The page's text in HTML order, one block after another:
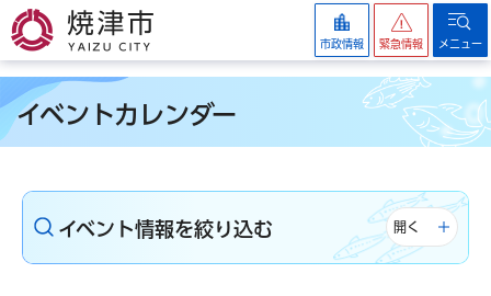
焼津市
市政情報 緊急情報 メニュー
イベントカレンダー
イベント情報を絞り込む 開く